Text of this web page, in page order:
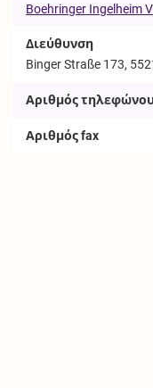
Boehringer Ingelheim
Διεύθυνση
Binger Straße 173,
Αριθμός
Αριθμός fax